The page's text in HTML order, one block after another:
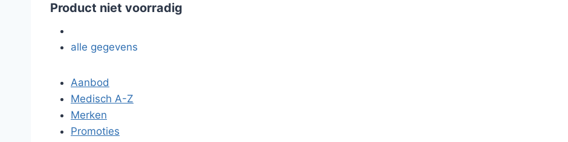
Product niet voorradig
alle gegevens
Aanbod
Medisch A-Z
Merken
Promoties